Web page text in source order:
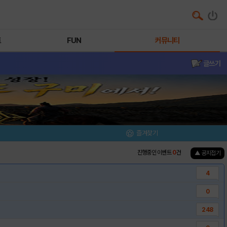
FUN 커뮤니티
글쓰기
즐겨찾기
진행중인 이벤트0건 ▲ 공지접기
4
0
248